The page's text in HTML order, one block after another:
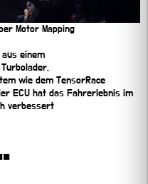
Motor Mapping
aus einem
wie dem TensorRace
ECU hat das Fahrerlebnis im
verbessert